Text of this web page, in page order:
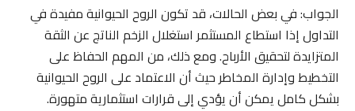
الجواب: في بعض الحالات، قد تكون الروح الحيوانية مفيدة في
التداول إذا استطاع المستثمر استغلال الزخم الناتج عن الثقة
المتزايدة لتحقيق الأرباح. ومع ذلك، من المهم الحفاظ على
التخطيط وإدارة المخاطر حيث أن الاعتماد على الروح الحيوانية
بشكل كامل يمكن أن يؤدي إلى قرارات استثمارية متهورة.